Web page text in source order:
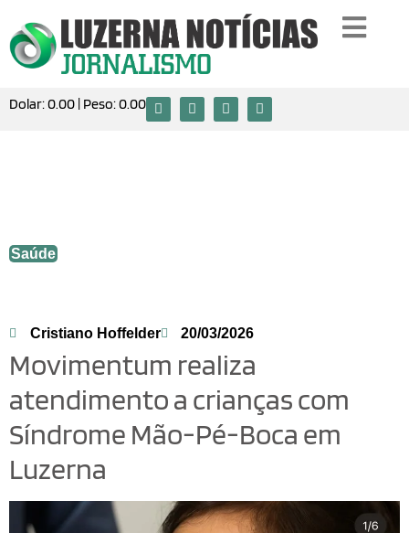
Dolar:0.00 | Peso:0.00
Saúde
Cristiano Hoffelder 20/03/2026
Movimentum realiza
atendimento a crianças com
Síndrome Mão-Pé-Boca em
Luzerna